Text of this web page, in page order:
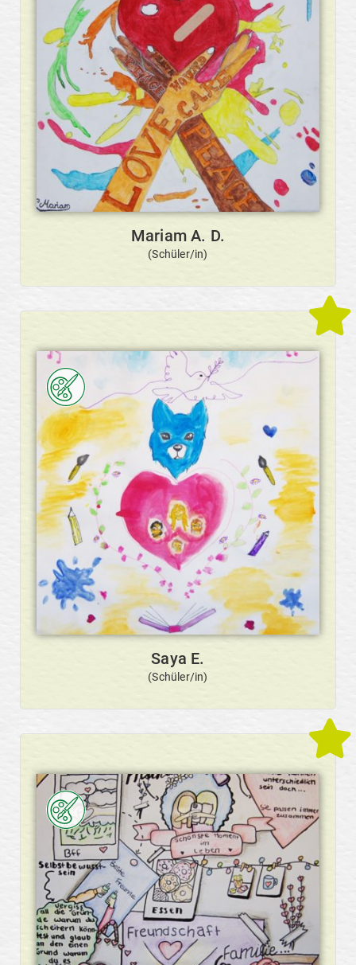
Mariam A. D.
(Schüler/in)
Saya E.
(Schüler/in)